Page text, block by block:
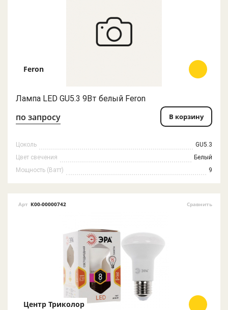
Feron
Лампа LED GU5.3 9Вт белый Feron
по запросу В корзину
Цоколь
GU5.3
Цвет свечения
Белый
Мощность (Ватт)
9
Арт К00-00000742 Сравнить
Центр Триколор